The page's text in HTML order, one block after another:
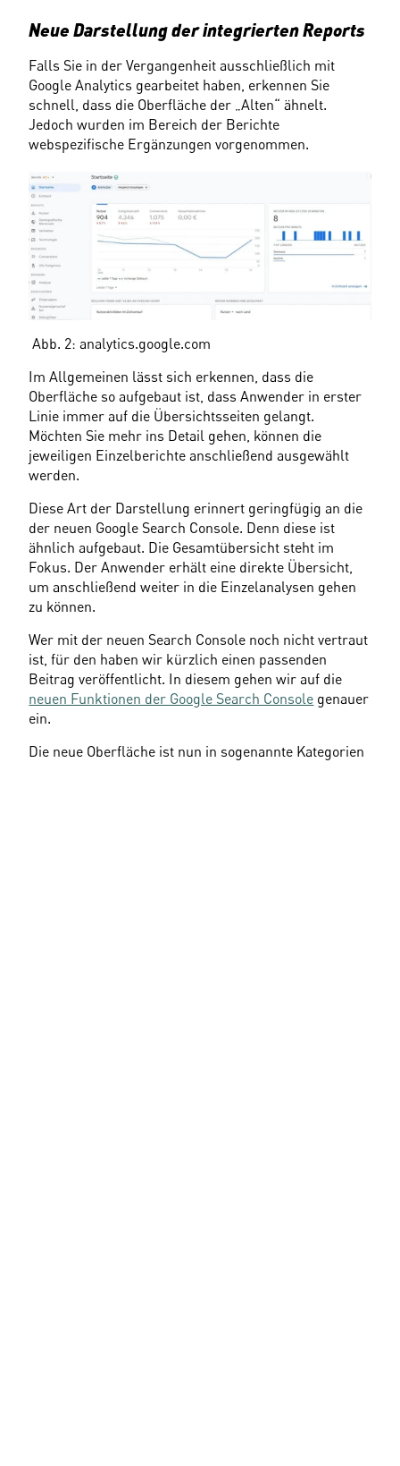
Neue Darstellung der integrierten Reports
Falls Sie in der Vergangenheit ausschließlich mit
Google Analytics gearbeitet haben, erkennen Sie
schnell, dass die Oberfläche der „Alten“ ähnelt.
Jedoch wurden im Bereich der Berichte
webspezifische Ergänzungen vorgenommen.
Abb. 2: analytics.google.com
Im Allgemeinen lässt sich erkennen, dass die
Oberfläche so aufgebaut ist, dass Anwender in erster
Linie immer auf die Übersichtsseiten gelangt.
Möchten Sie mehr ins Detail gehen, können die
jeweiligen Einzelberichte anschließend ausgewählt
werden.
Diese Art der Darstellung erinnert geringfügig an die
der neuen Google Search Console. Denn diese ist
ähnlich aufgebaut. Die Gesamtübersicht steht im
Fokus. Der Anwender erhält eine direkte Übersicht,
um anschließend weiter in die Einzelanalysen gehen
zu können.
Wer mit der neuen Search Console noch nicht vertraut
ist, für den haben wir kürzlich einen passenden
neuen Funktionen der Google Search Console genauer
ein.
Die neue Oberfläche ist nun in sogenannte Kategorien